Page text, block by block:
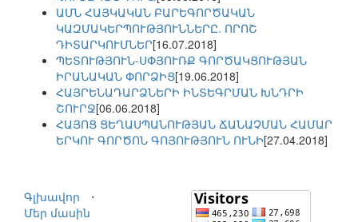
ԱՄՆ ՀԱՅԿԱԿԱՆ ԲԱՐԵԳՈՐԾԱԿԱՆ
ԿԱԶՄԱԿԵՐՊՈՒԹՅՈՒՆՆԵՐԸ. ՈՐՈՇ
ԴԻՏԱՐԿՈՒՄՆԵՐ[16.07.2018]
ՊԵՏՈՒԹՅՈՒՆ-ՍՓՅՈՒՌՔ ԳՈՐԾԱԿՑՈՒԹՅԱՆ
ԻՐԱՆԱԿԱՆ ՓՈՐՁԻՑ[19.06.2018]
ՀԱՅՐԵՆԱԴԱՐՁՆԵՐԻ ԻՆՏԵԳՐՄԱՆ ԽՆԴՐԻ
ՇՈՒՐՋ[06.06.2018]
ՀԱՅՈՑ ՑԵՂԱՍՊԱՆՈՒԹՅԱՆ ՃԱՆԱՉՄԱՆ ՀԱՄԱՐ
ԵՐԿՈՒ ԳՈՐԾՈՆ ԳՈՅՈՒԹՅՈՒՆ ՈՒՆԻ[27.04.2018]
Գլխավոր
⋅
Մեր մասին